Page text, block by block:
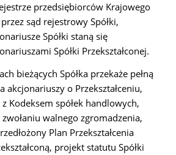
przedsiębiorców Krajowego
sąd rejestrowy Spółki,
Spółki staną się
Spółki Przekształconej.
bieżących Spółka przekaże pełną
akcjonariuszy o Przekształceniu,
Kodeksem spółek handlowych,
walnego zgromadzenia,
Plan Przekształcenia
projekt statutu Spółki